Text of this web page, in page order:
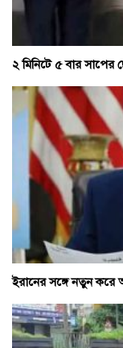
২ মিনিটে ৫ বার
ইরানের সঙ্গে নতুন করে